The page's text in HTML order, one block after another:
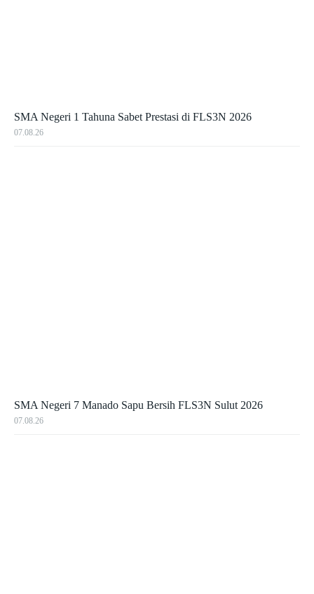
SMA Negeri 1 Tahuna Sabet Prestasi di FLS3N 2026
07.08.26
SMA Negeri 7 Manado Sapu Bersih FLS3N Sulut 2026
07.08.26